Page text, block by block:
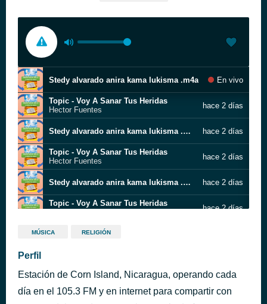
Stedy alvarado anira kama lukisma .m4a En vivo
Topic - Voy A Sanar Tus Heridas
Hector Fuentes
hace 2 días
Stedy alvarado anira kama lukisma .m4a hace 2 días
Topic - Voy A Sanar Tus Heridas
Hector Fuentes
hace 2 días
Stedy alvarado anira kama lukisma .m4a hace 2 días
Topic - Voy A Sanar Tus Heridas
hace 2 días
MÚSICA RELIGIÓN
Perfil
Estación de Corn Island, Nicaragua, operando cada
día en el 105.3 FM y en internet para compartir con